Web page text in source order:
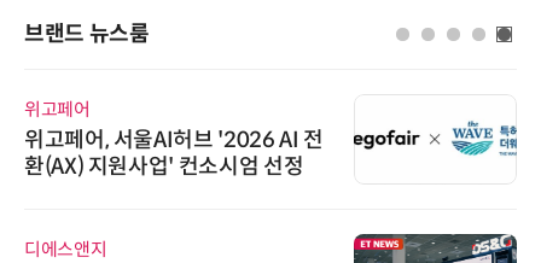
브랜드 뉴스룸
위고페어
위고페어, 서울AI허브 '2026 AI 전
환(AX) 지원사업' 컨소시엄 선정
디에스앤지